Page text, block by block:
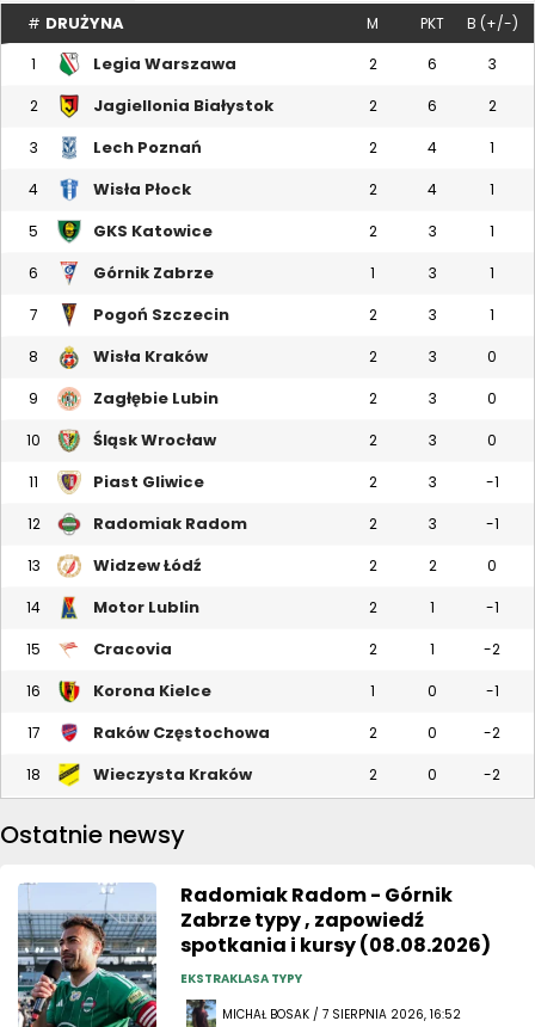
# DRUŻYNA M PKT B (+/-)
1 Legia Warszawa 2 6 3
2 Jagiellonia Białystok 2 6 2
3 Lech Poznań 2 4 1
4 Wisła Płock 2 4 1
5 GKS Katowice 2 3 1
6 Górnik Zabrze 1 3 1
7 Pogoń Szczecin 2 3 1
8 Wisła Kraków 2 3 0
9 Zagłębie Lubin 2 3 0
10 Śląsk Wrocław 2 3 0
11 Piast Gliwice 2 3 -1
12 Radomiak Radom 2 3 -1
13 Widzew Łódź 2 2 0
14 Motor Lublin 2 1 -1
15 Cracovia 2 1 -2
16 Korona Kielce 1 0 -1
17 Raków Częstochowa 2 0 -2
18 Wieczysta Kraków 2 0 -2
Ostatnie newsy
Radomiak Radom - Górnik
Zabrze typy , zapowiedź
spotkania i kursy (08.08.2026)
EKSTRAKLASA TYPY
MICHAŁ BOSAK / 7 SIERPNIA 2026, 16:52